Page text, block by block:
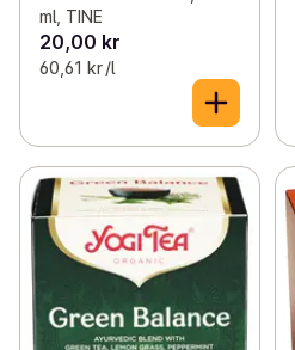
ml, TINE
20,00 kr
60,61 kr /l